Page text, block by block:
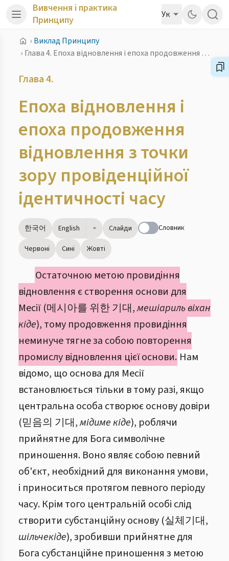
Вивчення і практика
Принципу
Ук
› Виклад Принципу
›
Глава 4. Епоха відновлення і епоха продовження відновлення з точки зору провіденційної ідентичності часу
Глава 4.
Епоха відновлення і
епоха продовження
відновлення з точки
зору провіденційної
ідентичності часу
한국어 English Слайди Словник
Червоні Сині Жовті
Остаточною метою провидіння
відновлення є створення основи для
Месії (메시아를 위한 기대,мешіариль віхан
кіде), тому продовження провидіння
неминуче тягне за собою повторення
промислу відновлення цієї основи. Нам
відомо, що основа для Месії
встановлюється тільки в тому разі, якщо
центральна особа створює основу довіри
(믿음의 기대,мідиме кіде), роблячи
прийнятне для Бога символічне
приношення. Воно являє собою певний
об'єкт, необхідний для виконання умови,
і приноситься протягом певного періоду
часу. Крім того центральній особі слід
створити субстанційну основу (실체기대,
шільчекіде), зробивши прийнятне для
Бога субстанційне приношення з метою